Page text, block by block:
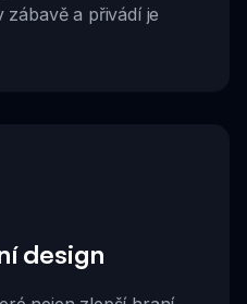
a přivádí je
design